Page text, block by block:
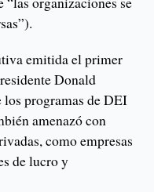
emitida el primer
Donald
programas de DEI
amenazó con
como empresas
de lucro y